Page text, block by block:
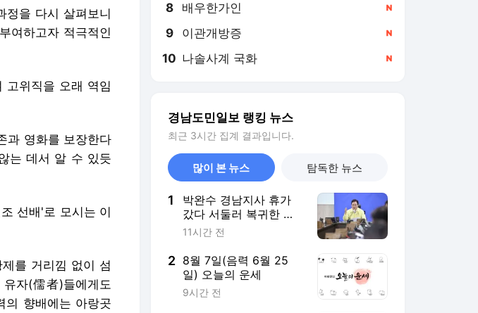
을 다시 살펴보니
여하고자 적극적인
고위직을 오래 역임
과 영화를 보장한다
는 데서 알 수 있듯
선배'로 모시는 이
를 거리낌 없이 섬
자(儒者)들에게도
의 향배에는 아랑곳
8 배우한가인
9 이관개방증
10 나솔사계 국화
경남도민일보 랭킹 뉴스
최근 3시간 집계 결과입니다.
많이 본 뉴스 탐독한 뉴스
1
박완수 경남지사 휴가
갔다 서둘러 복귀한 까
닭은
11시간 전
2 8월 7일(음력 6월 25
일) 오늘의 운세
9시간 전